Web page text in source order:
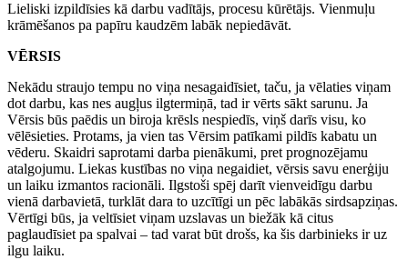
Lieliski izpildīsies kā darbu vadītājs, procesu kūrētājs. Vienmuļu
krāmēšanos pa papīru kaudzēm labāk nepiedāvāt.
VĒRSIS
Nekādu straujo tempu no viņa nesagaidīsiet, taču, ja vēlaties viņam
dot darbu, kas nes augļus ilgtermiņā, tad ir vērts sākt sarunu. Ja
Vērsis būs paēdis un biroja krēsls nespiedīs, viņš darīs visu, ko
vēlēsieties. Protams, ja vien tas Vērsim patīkami pildīs kabatu un
vēderu. Skaidri saprotami darba pienākumi, pret prognozējamu
atalgojumu. Liekas kustības no viņa negaidiet, vērsis savu enerģiju
un laiku izmantos racionāli. Ilgstoši spēj darīt vienveidīgu darbu
vienā darbavietā, turklāt dara to uzcītīgi un pēc labākās sirdsapziņas.
Vērtīgi būs, ja veltīsiet viņam uzslavas un biežāk kā citus
paglaudīsiet pa spalvai – tad varat būt drošs, ka šis darbinieks ir uz
ilgu laiku.